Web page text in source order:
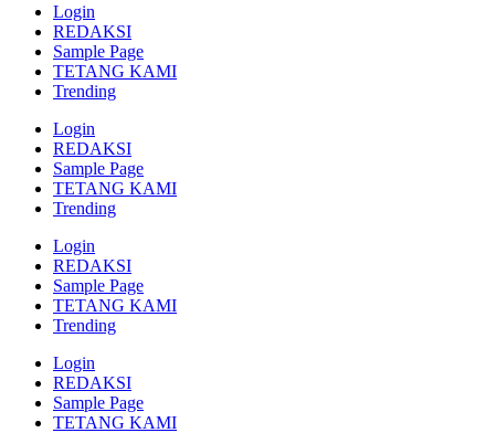
Login
REDAKSI
Sample Page
TETANG KAMI
Trending
Login
REDAKSI
Sample Page
TETANG KAMI
Trending
Login
REDAKSI
Sample Page
TETANG KAMI
Trending
Login
REDAKSI
Sample Page
TETANG KAMI